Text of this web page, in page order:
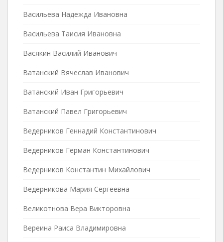
Васильева Надежда Ивановна
Васильева Таисия Ивановна
Васякин Василий Иванович
Ватанский Вячеслав Иванович
Ватанский Иван Григорьевич
Ватанский Павел Григорьевич
Ведерников Геннадий Константинович
Ведерников Герман Константинович
Ведерников Константин Михайлович
Ведерникова Мария Сергеевна
Великотнова Вера Викторовна
Вереина Раиса Владимировна